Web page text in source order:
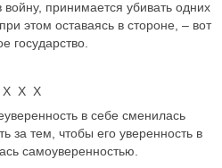
принимается убивать одних
этом оставаясь в стороне, – вот
государство.
Х Х Х
в себе сменилась
за тем, чтобы его уверенность в
самоуверенностью.